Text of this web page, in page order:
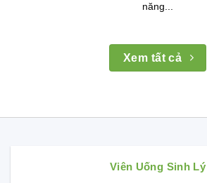
năng...
Xem tất cả
Viên Uống Sinh Lý